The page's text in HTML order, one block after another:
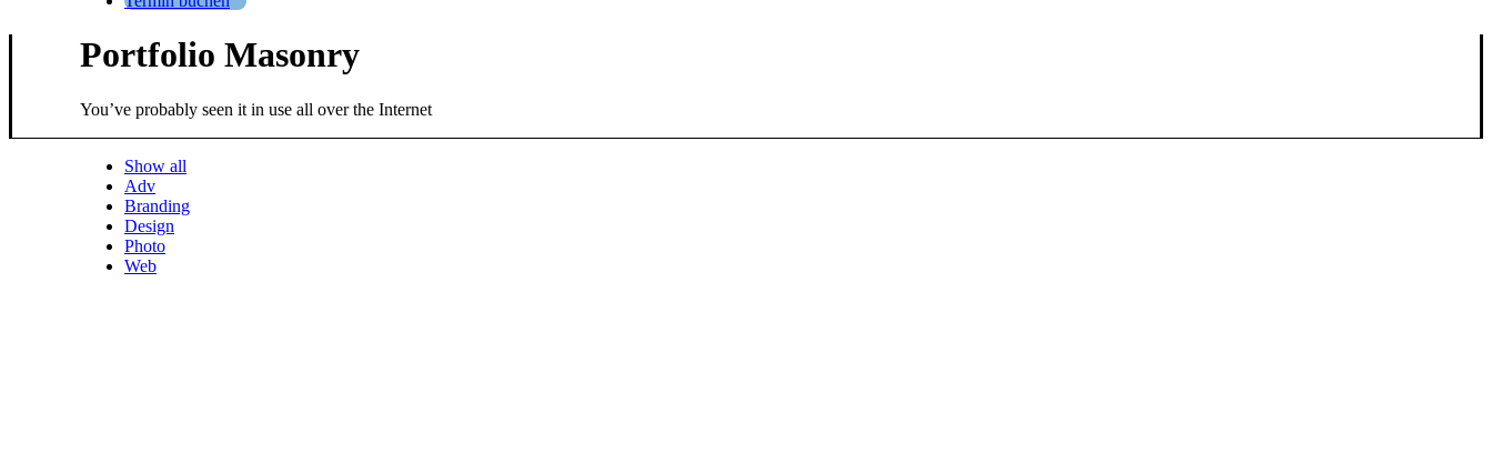
Portfolio Masonry
You’ve probably seen it in use all over the Internet
Show all
Adv
Branding
Design
Photo
Web